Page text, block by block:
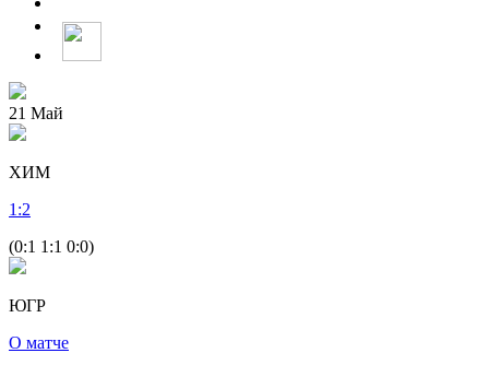
21 Май
ХИМ
1 :2
(0:1 1:1 0:0)
ЮГР
О матче